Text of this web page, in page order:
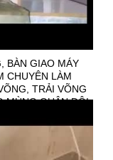
BÀN GIAO MÁY
CHUYÊN LÀM
TRẢI VÕNG
MÙNG QUÂN ĐỘI,